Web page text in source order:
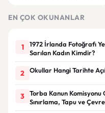
EN ÇOK OKUNANLAR
1
1972 İrlanda Fotoğrafı
Sarılan Kadın Kimdir?
2 Okullar Hangi Tarihte
3
Torba Kanun
Sınırlama, Tapu ve